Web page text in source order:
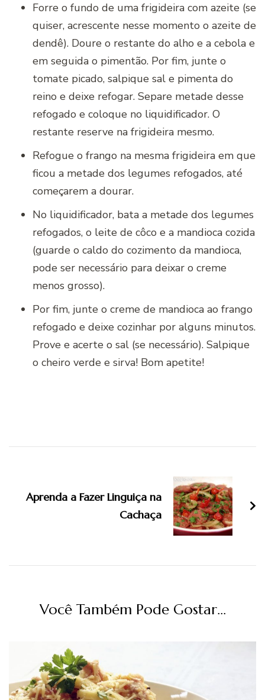
Forre o fundo de uma frigideira com azeite (se
quiser, acrescente nesse momento o azeite de
dendê). Doure o restante do alho e a cebola e
em seguida o pimentão. Por fim, junte o
tomate picado, salpique sal e pimenta do
reino e deixe refogar. Separe metade desse
refogado e coloque no liquidificador. O
restante reserve na frigideira mesmo.
Refogue o frango na mesma frigideira em que
ficou a metade dos legumes refogados, até
começarem a dourar.
No liquidificador, bata a metade dos legumes
refogados, o leite de côco e a mandioca cozida
(guarde o caldo do cozimento da mandioca,
pode ser necessário para deixar o creme
menos grosso).
Por fim, junte o creme de mandioca ao frango
refogado e deixe cozinhar por alguns minutos.
Prove e acerte o sal (se necessário). Salpique
o cheiro verde e sirva! Bom apetite!
post
Aprenda a Fazer Linguiça na
Cachaça
Você Também Pode Gostar...